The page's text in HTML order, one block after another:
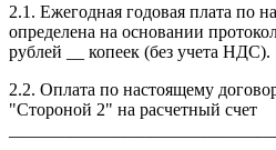
2.1. Ежегодная годовая плата по
определена на основании
рублей __ копеек (без учета НДС).
2.2. Оплата по настоящему
"Стороной 2" на расчетный счет